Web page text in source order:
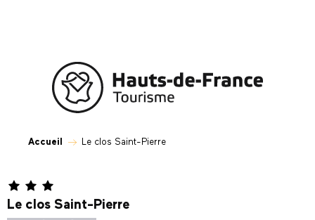
Accueil Le clos Saint-Pierre
Le clos Saint-Pierre